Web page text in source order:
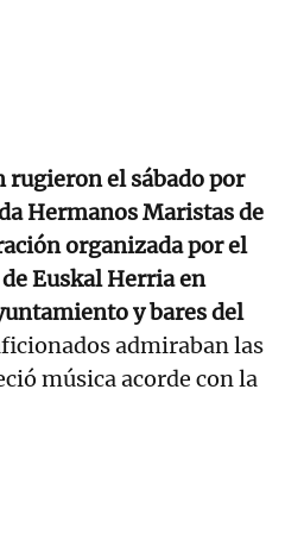
rugieron el sábado por
Hermanos Maristas de
organizada por el
Euskal Herria en
y bares del
admiraban las
música acorde con la